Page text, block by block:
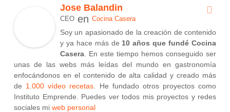
Jose Balandin
CEO en Cocina Casera
Soy un apasionado de la creación de contenido
y ya hace más de 10 años que fundé Cocina
Casera . En este tiempo hemos conseguido ser
unas de las webs más leídas del mundo en gastronomía
enfocándonos en el contenido de alta calidad y creado más
de 1.000 vídeo recetas . He fundado otros proyectos como
Instituto Emprende. Puedes ver todos mis proyectos y redes
sociales mi web personal